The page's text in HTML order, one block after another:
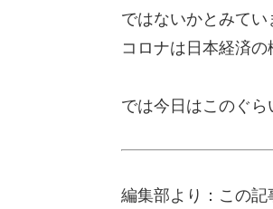
ではないかとみて
コロナは日本経済の
では今日はこのぐら
編集部より：この記